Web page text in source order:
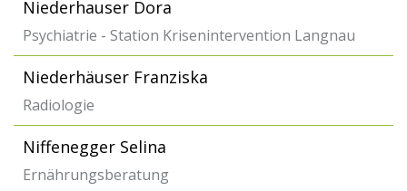
Niederhauser Dora
Psychiatrie - Station Krisenintervention Langnau
Niederhäuser Franziska
Radiologie
Niffenegger Selina
Ernährungsberatung